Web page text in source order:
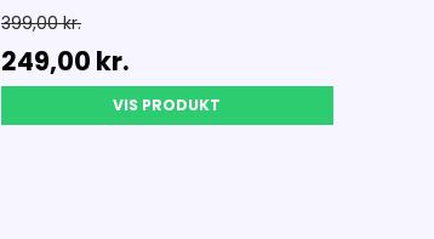
399,00 kr.
249,00 kr.
VIS PRODUKT